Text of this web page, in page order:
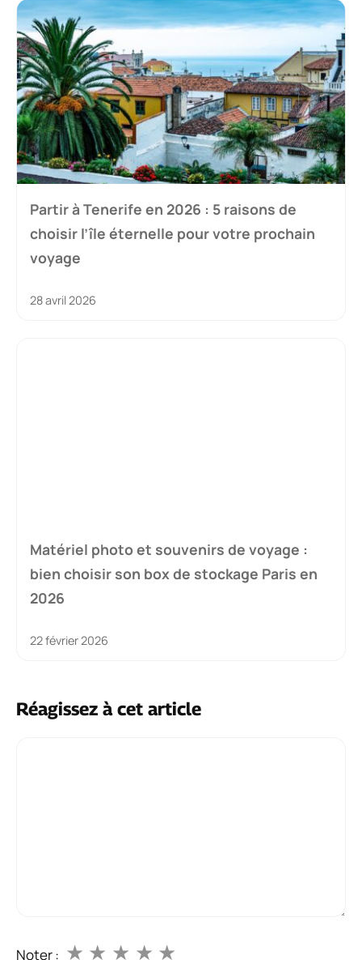
Partir à Tenerife en 2026 : 5 raisons de
choisir l’île éternelle pour votre prochain
voyage
28 avril 2026
Matériel photo et souvenirs de voyage :
bien choisir son box de stockage Paris en
2026
22 février 2026
Réagissez à cet article
Noter : ★
★
★
★
★